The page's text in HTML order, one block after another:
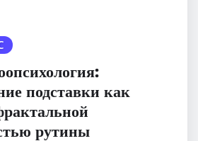
подставки как
рутины